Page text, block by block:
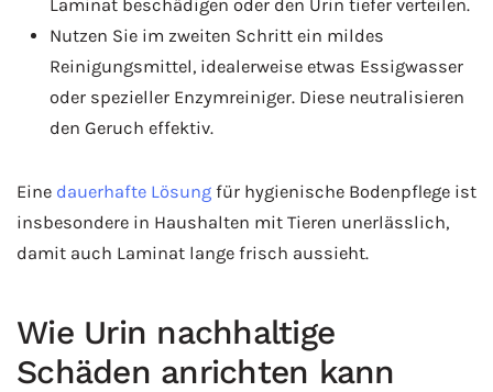
Laminat beschädigen oder den Urin tiefer verteilen.
Nutzen Sie im zweiten Schritt ein mildes
Reinigungsmittel, idealerweise etwas Essigwasser
oder spezieller Enzymreiniger. Diese neutralisieren
den Geruch effektiv.
Eine dauerhafte Lösung für hygienische Bodenpflege ist
insbesondere in Haushalten mit Tieren unerlässlich,
damit auch Laminat lange frisch aussieht.
Wie Urin nachhaltige
Schäden anrichten kann